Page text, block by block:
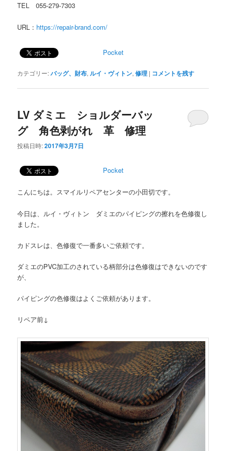
TEL 055-279-7303
URL： https://repair-brand.com/
Pocket
カテゴリー:バッグ、財布, ルイ・ヴィトン,修理 | コメントを残す
LV ダミエ ショルダーバッ
グ 角色剥がれ 革 修理
投稿日時:2017年3月7日
Pocket
こんにちは。スマイルリペアセンターの小田切です。
今日は、ルイ・ヴィトン ダミエのパイピングの擦れを色修復し
ました。
カドスレは、色修復で一番多いご依頼です。
ダミエのPVC加工のされている柄部分は色修復はできないのです
が、
パイピングの色修復はよくご依頼があります。
リペア前↓